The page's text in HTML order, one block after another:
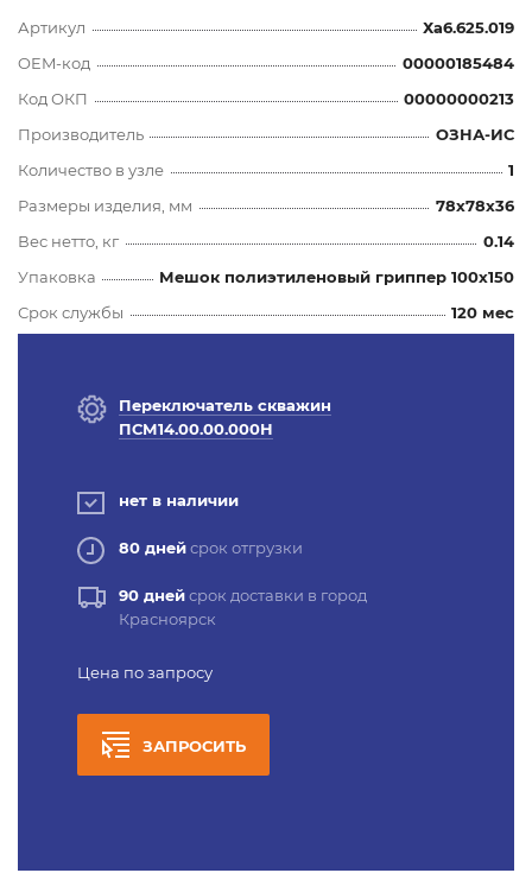
Артикул
Ха6.625.019
OEM-код
00000185484
Код ОКП
00000000213
Производитель
ОЗНА-ИС
Количество в узле
1
Размеры изделия, мм
78x78x36
Вес нетто, кг
0.14
Упаковка
Мешок полиэтиленовый гриппер 100х150
Срок службы
120 мес
Переключатель скважин
ПСМ14.00.00.000Н
нет в наличии
80 днейсрок отгрузки
90 днейсрок доставки в город
Красноярск
Цена по запросу
ЗАПРОСИТЬ